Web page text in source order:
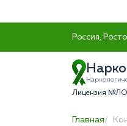
Россия,
Лицензия
Главная